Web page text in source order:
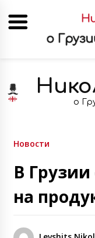
content
о
Новости
В
на